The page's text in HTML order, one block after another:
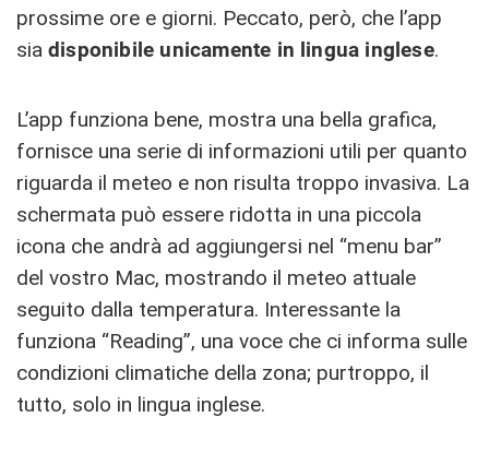
prossime ore e giorni. Peccato, però, che l’app
sia disponibile unicamente in lingua inglese.
L’app funziona bene, mostra una bella grafica,
fornisce una serie di informazioni utili per quanto
riguarda il meteo e non risulta troppo invasiva. La
schermata può essere ridotta in una piccola
icona che andrà ad aggiungersi nel “menu bar”
del vostro Mac, mostrando il meteo attuale
seguito dalla temperatura. Interessante la
funziona “Reading”, una voce che ci informa sulle
condizioni climatiche della zona; purtroppo, il
tutto, solo in lingua inglese.